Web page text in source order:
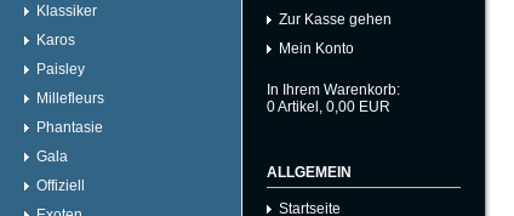
Klassiker
Karos
Paisley
Millefleurs
Phantasie
Gala
Offiziell
Zur Kasse gehen
Mein Konto
In Ihrem Warenkorb:
0Artikel, 0,00 EUR
ALLGEMEIN
Startseite